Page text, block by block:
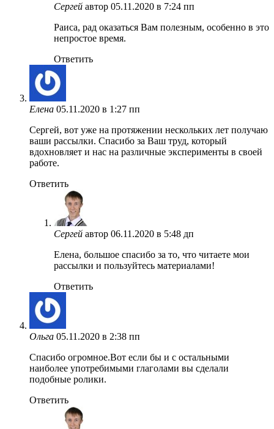
Сергей автор 05.11.2020 в 7:24 пп
Раиса, рад оказаться Вам полезным, особенно в это
непростое время.
Ответить
Елена 05.11.2020 в 1:27 пп
Сергей, вот уже на протяжении нескольких лет получаю
ваши рассылки. Спасибо за Ваш труд, который
вдохновляет и нас на различные эксперименты в своей
работе.
Ответить
Сергей автор 06.11.2020 в 5:48 дп
Елена, большое спасибо за то, что читаете мои
рассылки и пользуйтесь материалами!
Ответить
Ольга 05.11.2020 в 2:38 пп
Спасибо огромное.Вот если бы и с остальными
наиболее употребимыми глаголами вы сделали
подобные ролики.
Ответить